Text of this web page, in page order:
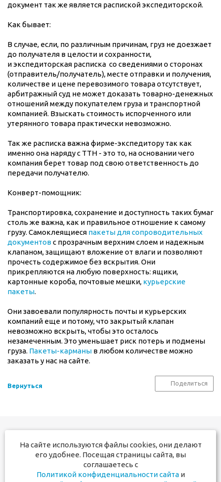
документ так же является распиской экспедиторской.
Как бывает:
В случае, если, по различным причинам, груз не доезжает
до получателя в целости и сохранности,
и экспедиторская расписка со сведениями о сторонах
(отправитель/получатель), месте отправки и получения,
количестве и цене перевозимого товара отсутствует,
арбитражный суд не может доказать товарно-денежных
отношений между покупателем груза и транспортной
компанией. Взыскать стоимость испорченного или
утерянного товара практически невозможно.
Так же расписка важна фирме-экспедитору так как
именно она наряду с ТТН - это то, на основании чего
компания берет товар под свою ответственность до
передачи получателю.
Конверт-помощник:
Транспортировка, сохранение и доступность таких бумаг
столь же важна, как и правильное отношение к самому
грузу. Самоклеящиеся пакеты для сопроводительных
документовс прозрачным верхним слоем и надежным
клапаном, защищают вложение от влаги и позволяют
прочесть содержимое без вскрытия. Они
прикрепляются на любую поверхность: ящики,
картонные короба, почтовые мешки, курьерские
пакеты.
Они завоевали популярность почты и курьерских
компаний еще и потому, что закрытый клапан
невозможно вскрыть, чтобы это осталось
незамеченным. Это уменьшает риск потерь и подмены
груза. Пакеты-карманы в любом количестве можно
заказать у нас на сайте.
Вернуться Поделиться
+7 831 291-17-50
+7 910 381-60-00
На сайте используются файлы cookies, они делают
его удобнее. Посещая страницы сайта, вы
соглашаетесь с
Политикой конфиденциальности сайтаи